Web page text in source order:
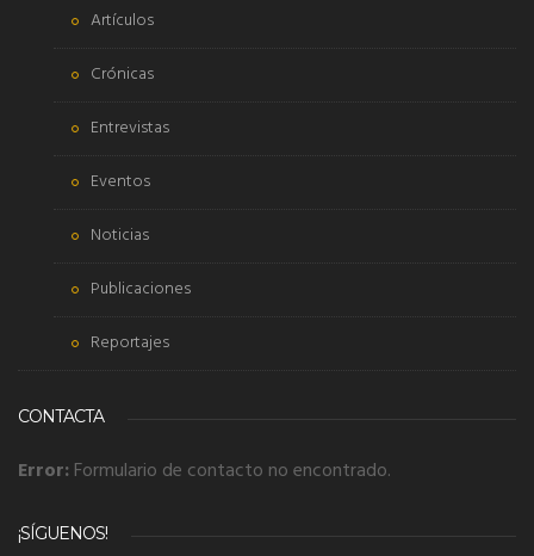
Artículos
Crónicas
Entrevistas
Eventos
Noticias
Publicaciones
Reportajes
CONTACTA
Error:Formulario de contacto no encontrado.
¡SÍGUENOS!